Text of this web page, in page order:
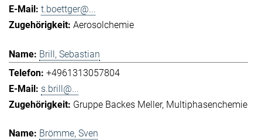
t.boettger@...
Aerosolchemie
Brill, Sebastian
+4961313057804
s.brill@...
Gruppe Backes Meller Multiphasenchemie
Brömme, Sven